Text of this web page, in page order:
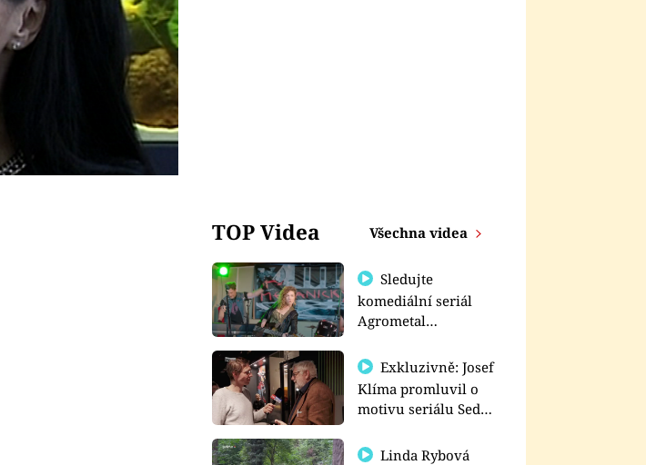
TOP Videa Všechna videa
Sledujte
komediální seriál
Agrometal
prima+
Exkluzivně: Josef
Klíma promluvil o
motivu seriálu Sedm
Linda Rybová